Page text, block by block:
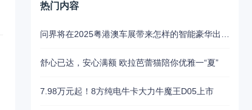
热门内容
舒心已达，安心满额 欧拉芭蕾猫陪你优雅一“夏”
7.98万元起！8方纯电牛卡大力牛魔王D05上市